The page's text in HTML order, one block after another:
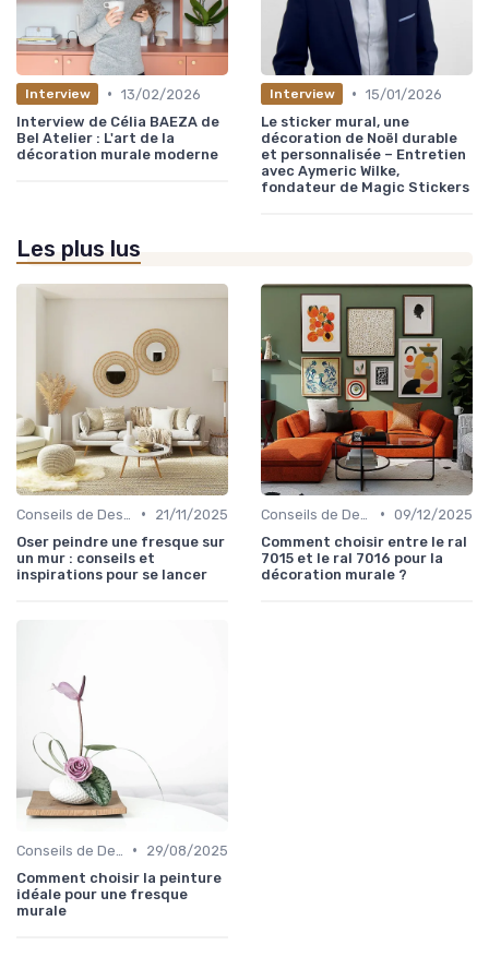
Interview • 13/02/2026
Interview de Célia BAEZA de
Bel Atelier : L'art de la
décoration murale moderne
Interview • 15/01/2026
Le sticker mural, une
décoration de Noël durable
et personnalisée – Entretien
avec Aymeric Wilke,
fondateur de Magic Stickers
Les plus lus
•
21/11/2025
Oser peindre une fresque sur
un mur : conseils et
inspirations pour se lancer
• 09/12/2025
Comment choisir entre le ral
7015 et le ral 7016 pour la
décoration murale ?
•
29/08/2025
Comment choisir la peinture
idéale pour une fresque
murale